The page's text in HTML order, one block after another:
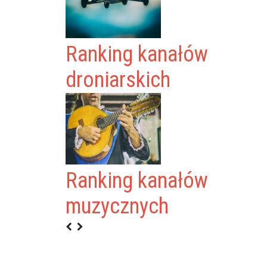
Ranking kanałów
droniarskich
Ranking kanałów
muzycznych